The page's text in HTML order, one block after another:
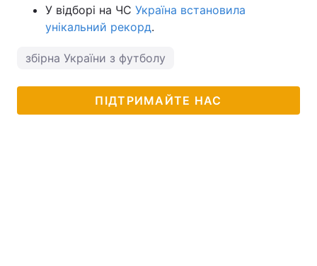
У відборі на ЧС Україна встановила
унікальний рекорд.
збірна України з футболу
ПІДТРИМАЙТЕ НАС